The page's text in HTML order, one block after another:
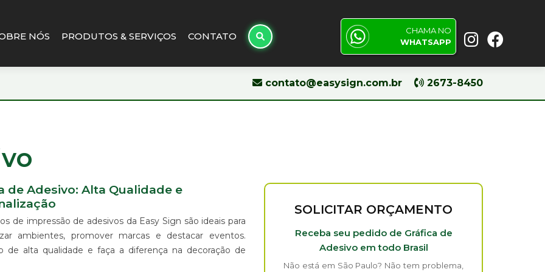
NÓS PRODUTOS & SERVIÇOS CONTATO Pesquisar
CHAMA NO
WHATSAPP
contato@easysign.com.br 2673-8450
de Adesivo: Alta Qualidade e
de impressão de adesivos da Easy Sign são ideais para
ambientes, promover marcas e destacar eventos.
de alta qualidade e faça a diferença na decoração de
SOLICITAR ORÇAMENTO
Receba seu pedido de Gráfica de
Adesivo em todo Brasil
Não está em São Paulo? Não tem problema,